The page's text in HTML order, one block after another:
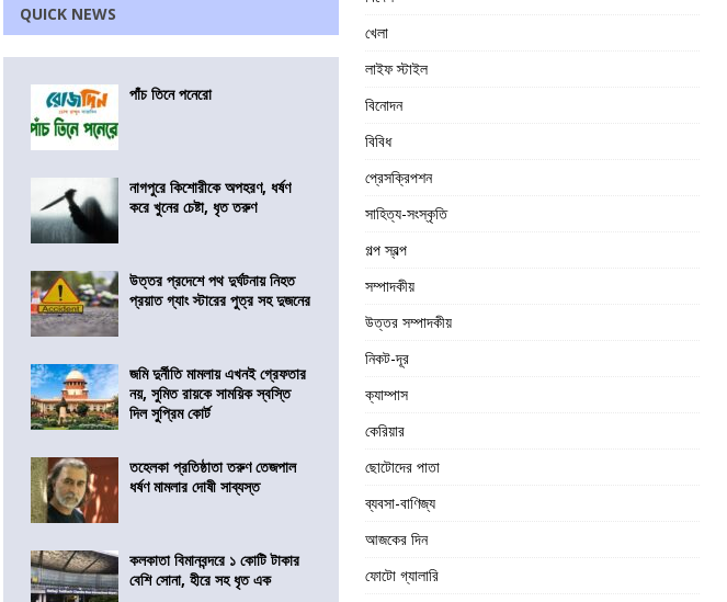
QUICK NEWS
পাঁচ তিনে পনেরো
নাগপুরে কিশোরীকে অপহরণ, ধর্ষণ
করে খুনের চেষ্টা, ধৃত তরুণ
উত্তর প্রদেশে পথ দুর্ঘটনায় নিহত
প্রয়াত গ্যাং স্টারের পুত্র সহ দুজনের
জমি দুর্নীতি মামলায় এখনই গ্রেফতার
নয়, সুমিত রায়কে সাময়িক স্বস্তি
দিল সুপ্রিম কোর্ট
তহেলকা প্রতিষ্ঠাতা তরুণ তেজপাল
ধর্ষণ মামলার দোষী সাব্যস্ত
কলকাতা বিমানবন্দরে ১ কোটি টাকার
বেশি সোনা, হীরে সহ ধৃত এক
খেলা
লাইফ স্টাইল
বিনোদন
বিবিধ
প্রেসক্রিপশন
সাহিত্য-সংস্কৃতি
গল্প স্বল্প
সম্পাদকীয়
উত্তর সম্পাদকীয়
নিকট-দূর
ক্যাম্পাস
কেরিয়ার
ছোটোদের পাতা
ব্যবসা-বাণিজ্য
আজকের দিন
ফোটো গ্যালারি